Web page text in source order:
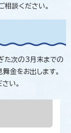
相談ください。
た次の3月末までの
金をお出します。
い。